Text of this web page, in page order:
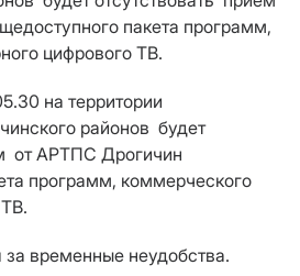
пакета программ,
цифрового ТВ.
на территории
районов будет
от АРТПС Дрогичин
программ, коммерческого
временные неудобства.